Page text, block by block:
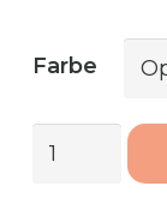
Farbe
Phoenix